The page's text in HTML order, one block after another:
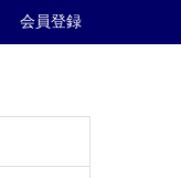
会員登録